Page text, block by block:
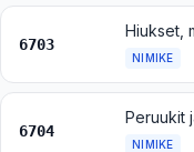
6703
NIMIKE
6704
NIMIKE